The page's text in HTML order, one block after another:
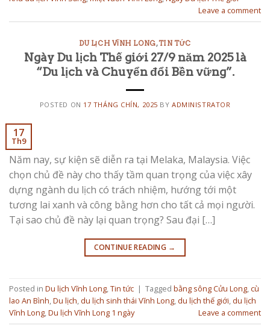
Leave a comment
DU LỊCH VĨNH LONG,TIN TỨC
Ngày Du lịch Thế giới 27/9 năm 2025 là
“Du lịch và Chuyển đổi Bền vững”.
POSTED ON 17 THÁNG CHÍN, 2025 BYADMINISTRATOR
17
Th9
Năm nay, sự kiện sẽ diễn ra tại Melaka, Malaysia. Việc
chọn chủ đề này cho thấy tầm quan trọng của việc xây
dựng ngành du lịch có trách nhiệm, hướng tới một
tương lai xanh và công bằng hơn cho tất cả mọi người.
Tại sao chủ đề này lại quan trọng? Sau đại […]
CONTINUE READING →
Posted in Du lịch Vĩnh Long,Tin tức | Tagged bằng sông Cửu Long,cù
lao An Bình,Du lịch, du lịch sinh thái Vĩnh Long, du lịch thế giới, du lịch
Vĩnh Long,Du lịch Vĩnh Long 1 ngày Leave a comment